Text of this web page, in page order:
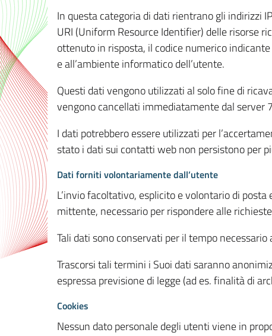
In questa categoria di dati rientrano gli indirizzi
URI (Uniform Resource Identifier) delle risorse
ottenuto in risposta, il codice numerico
e all’ambiente informatico dell’utente.
Questi dati vengono utilizzati al solo fine di
vengono cancellati immediatamente dal server
I dati potrebbero essere utilizzati per
stato i dati sui contatti web non persistono per
Dati forniti volontariamente dall’utente
L’invio facoltativo, esplicito e volontario di
mittente, necessario per rispondere alle
Tali dati sono conservati per il tempo
Trascorsi tali termini i Suoi dati saranno
espressa previsione di legge (ad es. finalità di
Cookies
Nessun dato personale degli utenti viene in